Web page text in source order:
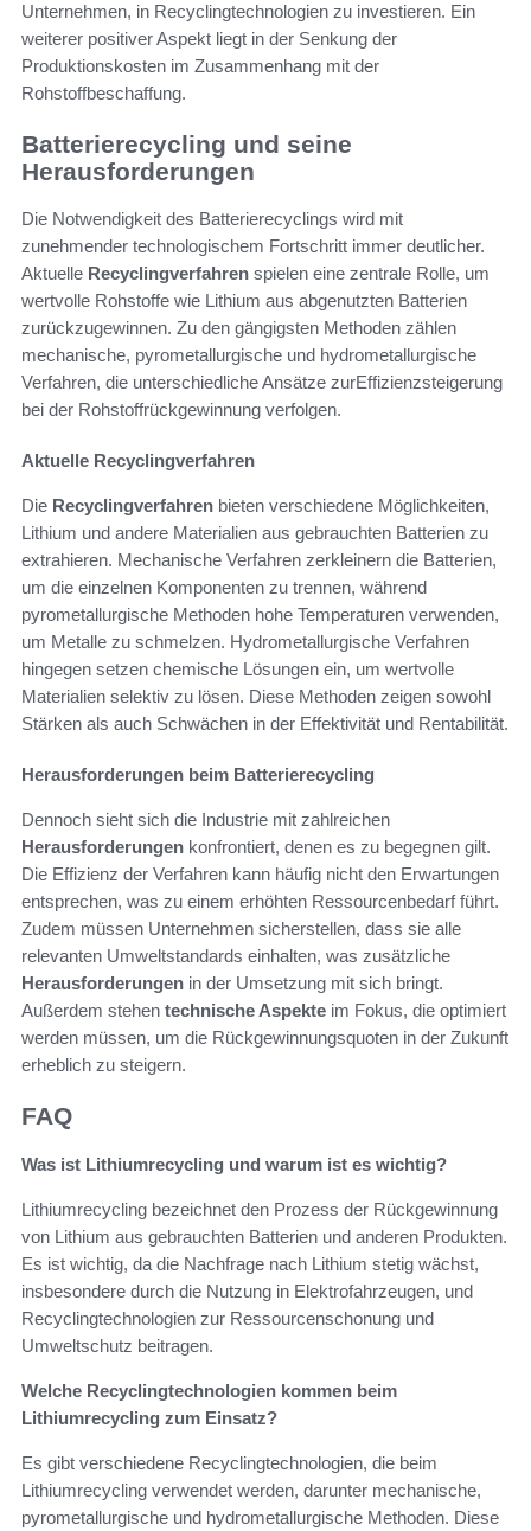
Unternehmen, in Recyclingtechnologien zu investieren. Ein
weiterer positiver Aspekt liegt in der Senkung der
Produktionskosten im Zusammenhang mit der
Rohstoffbeschaffung.
Batterierecycling und seine
Herausforderungen
Die Notwendigkeit des Batterierecyclings wird mit
zunehmender technologischem Fortschritt immer deutlicher.
Aktuelle Recyclingverfahren spielen eine zentrale Rolle, um
wertvolle Rohstoffe wie Lithium aus abgenutzten Batterien
zurückzugewinnen. Zu den gängigsten Methoden zählen
mechanische, pyrometallurgische und hydrometallurgische
Verfahren, die unterschiedliche Ansätze zurEffizienzsteigerung
bei der Rohstoffrückgewinnung verfolgen.
Aktuelle Recyclingverfahren
Die Recyclingverfahren bieten verschiedene Möglichkeiten,
Lithium und andere Materialien aus gebrauchten Batterien zu
extrahieren. Mechanische Verfahren zerkleinern die Batterien,
um die einzelnen Komponenten zu trennen, während
pyrometallurgische Methoden hohe Temperaturen verwenden,
um Metalle zu schmelzen. Hydrometallurgische Verfahren
hingegen setzen chemische Lösungen ein, um wertvolle
Materialien selektiv zu lösen. Diese Methoden zeigen sowohl
Stärken als auch Schwächen in der Effektivität und Rentabilität.
Herausforderungen beim Batterierecycling
Dennoch sieht sich die Industrie mit zahlreichen
Herausforderungen konfrontiert, denen es zu begegnen gilt.
Die Effizienz der Verfahren kann häufig nicht den Erwartungen
entsprechen, was zu einem erhöhten Ressourcenbedarf führt.
Zudem müssen Unternehmen sicherstellen, dass sie alle
relevanten Umweltstandards einhalten, was zusätzliche
Herausforderungen in der Umsetzung mit sich bringt.
Außerdem stehen technische Aspekte im Fokus, die optimiert
werden müssen, um die Rückgewinnungsquoten in der Zukunft
erheblich zu steigern.
FAQ
Was ist Lithiumrecycling und warum ist es wichtig?
Lithiumrecycling bezeichnet den Prozess der Rückgewinnung
von Lithium aus gebrauchten Batterien und anderen Produkten.
Es ist wichtig, da die Nachfrage nach Lithium stetig wächst,
insbesondere durch die Nutzung in Elektrofahrzeugen, und
Recyclingtechnologien zur Ressourcenschonung und
Umweltschutz beitragen.
Welche Recyclingtechnologien kommen beim
Lithiumrecycling zum Einsatz?
Es gibt verschiedene Recyclingtechnologien, die beim
Lithiumrecycling verwendet werden, darunter mechanische,
pyrometallurgische und hydrometallurgische Methoden. Diese